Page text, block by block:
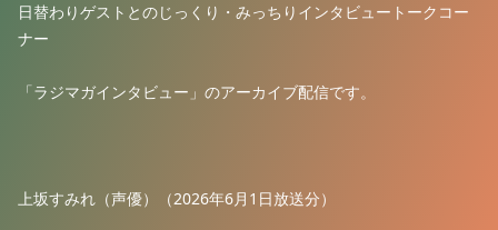
日替わりゲストとのじっくり・みっちりインタビュートークコー
ナー
「ラジマガインタビュー」のアーカイブ配信です。
上坂すみれ（声優）（2026年6月1日放送分）